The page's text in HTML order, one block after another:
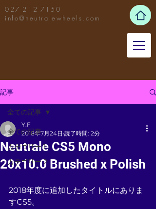
027-212-7150
info@neutralewheels.com
記事
全ての記事
カテゴリー 1
カテゴリー 2
全ての記事
Neutrale CS5 Mono
20x10.0 Brushed x Polish
Y.F
2018年7月24日 読了時間: 2分
2018年度に追加したタイトルにありま
すCS5。